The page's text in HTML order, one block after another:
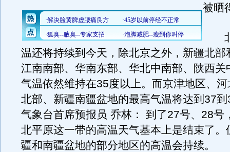
被晒
北
温还将持续到今天，除北京之外，新疆北部
江南南部、华南东部、华北中南部、陕西关
气温依然维持在35度以上。而京津地区、
北部、新疆南疆盆地的最高气温将达到37
气象台首席预报员 乔林： 到了27号、28号
北平原这一带的高温天气基本上是结束了。
疆和南疆盆地的部分地区的高温会持续。